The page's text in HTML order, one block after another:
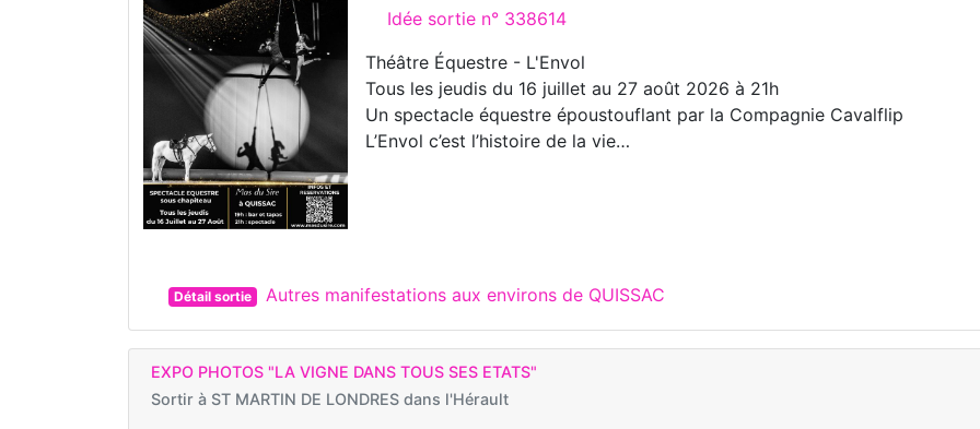
Idée sortie n° 338614
Théâtre Équestre - L'Envol
Tous les jeudis du 16 juillet au 27 août 2026 à 21h
Un spectacle équestre époustouflant par la Compagnie Cavalflip
L’Envol c’est l’histoire de la vie…
Détail sortie Autres manifestations aux environs de QUISSAC
EXPO PHOTOS "LA VIGNE DANS TOUS SES ETATS"
Sortir à ST MARTIN DE LONDRES dans l'Hérault